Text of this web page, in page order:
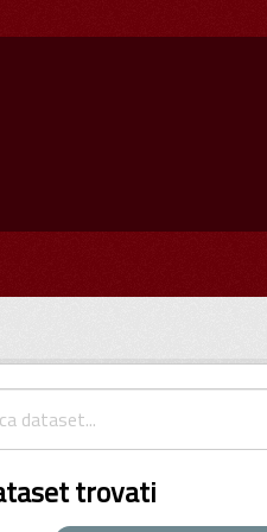
trovati